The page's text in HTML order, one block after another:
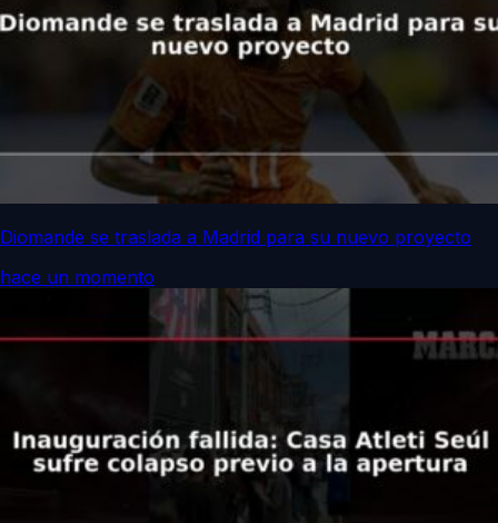
Diomande se traslada a Madrid para su nuevo proyecto
hace un momento